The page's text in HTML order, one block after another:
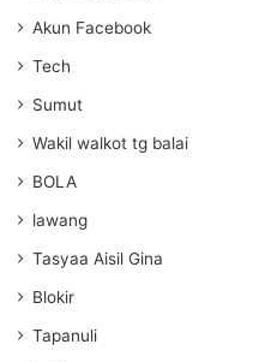
Akun Facebook
Tech
Sumut
Wakil walkot tg balai
BOLA
lawang
Tasyaa Aisil Gina
Blokir
Tapanuli